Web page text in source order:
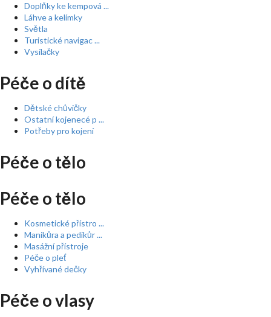
Doplňky ke kempová ...
Láhve a kelímky
Světla
Turistické navigac ...
Vysílačky
Péče o dítě
Dětské chůvičky
Ostatní kojenecé p ...
Potřeby pro kojení
Péče o tělo
Péče o tělo
Kosmetické přístro ...
Manikůra a pedikůr ...
Masážní přístroje
Péče o pleť
Vyhřívané dečky
Péče o vlasy